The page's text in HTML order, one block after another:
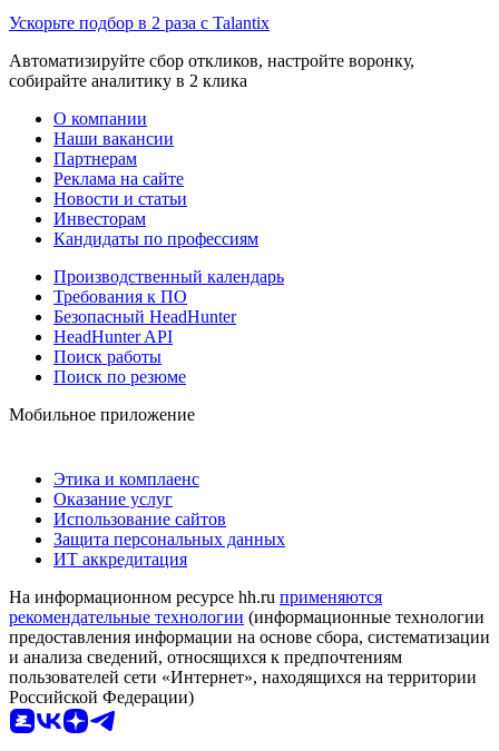
Ускорьте подбор в 2 раза с Talantix
Автоматизируйте сбор откликов, настройте воронку,
собирайте аналитику в 2 клика
О компании
Наши вакансии
Партнерам
Реклама на сайте
Новости и статьи
Инвесторам
Кандидаты по профессиям
Производственный календарь
Требования к ПО
Безопасный HeadHunter
HeadHunter API
Поиск работы
Поиск по резюме
Мобильное приложение
Этика и комплаенс
Оказание услуг
Использование сайтов
Защита персональных данных
ИТ аккредитация
На информационном ресурсе hh.ru применяются
рекомендательные технологии (информационные технологии
предоставления информации на основе сбора, систематизации
и анализа сведений, относящихся к предпочтениям
пользователей сети «Интернет», находящихся на территории
Российской Федерации)